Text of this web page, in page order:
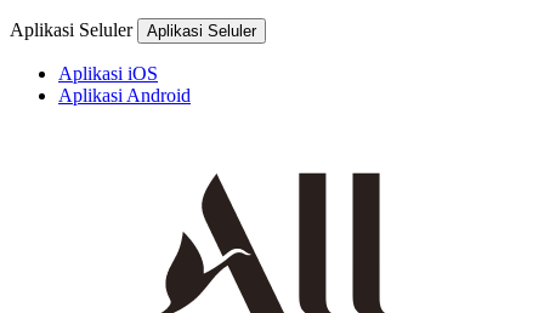
Aplikasi Seluler Aplikasi Seluler
Aplikasi iOS
Aplikasi Android